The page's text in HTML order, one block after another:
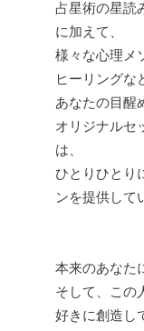
占星術の星読
に加えて、
様々な心理メ
ヒーリングな
あなたの目醒
オリジナルセ
は、
ひとりひとり
ンを提供して
本来のあなた
そして、この
好きに創造し